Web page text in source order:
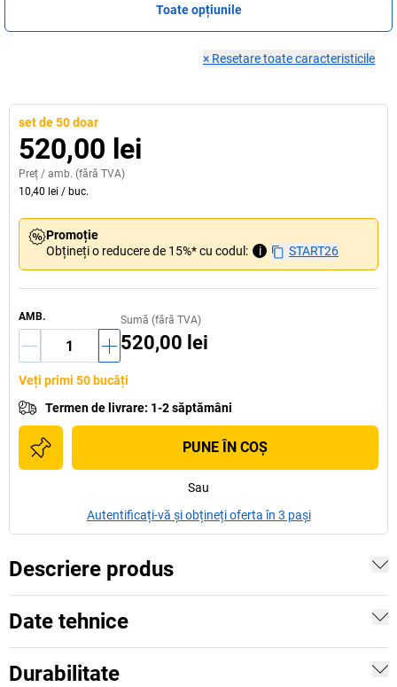
Toate opțiunile
× Resetare toate caracteristicile
set de 50 doar
520,00 lei
Preț / amb. (fără TVA)
10,40 lei / buc.
Promoție
Obțineți o reducere de 15%* cu codul:
i START26
AMB. Sumă (fără TVA)
520,00 lei
Veți primi 50 bucăți
Termen de livrare: 1-2 săptămâni
PUNE ÎN COŞ
Sau
Autentificați-vă și obțineți oferta în 3 pași
Descriere produs
Date tehnice
Durabilitate